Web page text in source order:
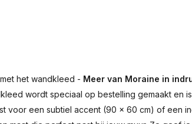
het wandkleed - Meer van Moraine in
wordt speciaal op bestelling gemaakt en
voor een subtiel accent (90 × 60 cm) of een